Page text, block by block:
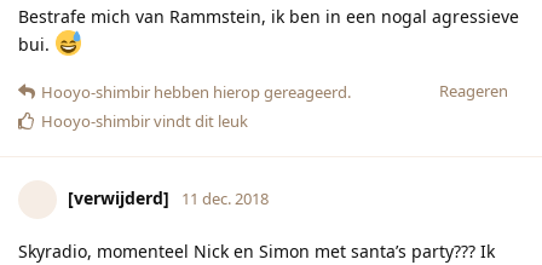
Bestrafe mich van Rammstein, ik ben in een nogal agressieve
bui.
Reageren
Hooyo-shimbir hebben hierop gereageerd.
Hooyo-shimbirvindt dit leuk
[verwijderd] 11 dec. 2018
Skyradio, momenteel Nick en Simon met santa’s party??? Ik